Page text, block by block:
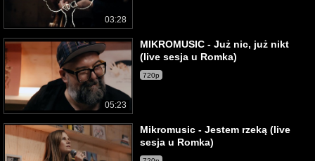
03:28
05:23
MIKROMUSIC - Już nic, już nikt
(live sesja u Romka)
720p
Mikromusic - Jestem rzeką (live
sesja u Romka)